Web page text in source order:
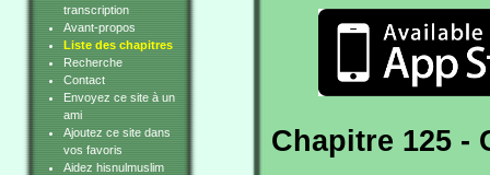
transcription
Avant-propos
Liste des chapitres
Recherche
Contact
Envoyez ce site à un
ami
Ajoutez ce site dans
vos favoris
Aidez hisnulmuslim
Chapitre 125 -